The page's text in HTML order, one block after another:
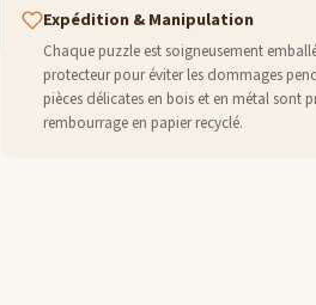
Expédition & Manipulation
Chaque puzzle est soigneusement
protecteur pour éviter les dommages
pièces délicates en bois et en métal sont
rembourrage en papier recyclé.